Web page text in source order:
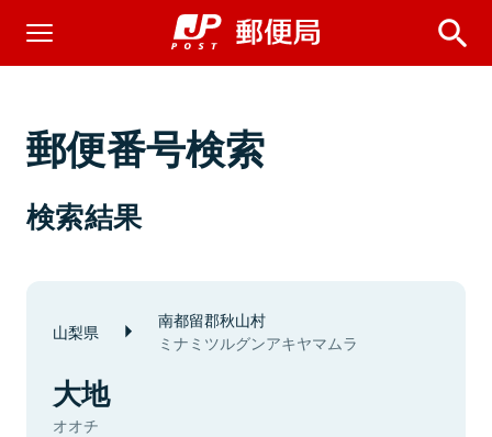
郵便番号検索
検索結果
山梨県 南都留郡秋山村
ミナミツルグンアキヤマムラ
大地
オオチ